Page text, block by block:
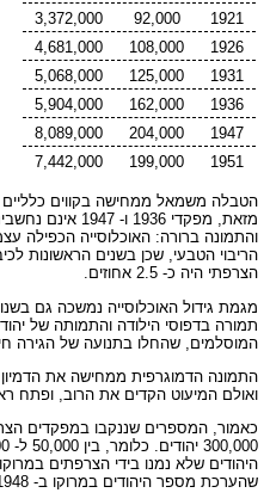
1921
92,000
3,372,000
1926
108,000
4,681,000
1931
125,000
5,068,000
1936
162,000
5,904,000
1947
204,000
8,089,000
1951
199,000
7,442,000
הטבלה משמאל ממחישה בקווים
הריבוי הטבעי, שכן בשנים הראשונות
הצרפתי היה כ- 2.5 אחוזים.
המוסלמים, שהחלו בתנועה של הגירה
התמונה הדמוגרפית ממחישה את הדמיון
ואולם המיעוט הקדים את הרוב, ופתח
300,000 יהודים. כלומר, בין 50,000 ל- 100,000 אלף נפש יותר ממספרם במפקד של 1951 – הפרש נכבד לכל הדעות. אנשי
שהערכת מספר היהודים במרוקו ב- 1948 בכ- 280 אלף נפש קרובה למציאות.